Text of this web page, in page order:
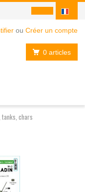
ou Créer un compte
0 articles
chars